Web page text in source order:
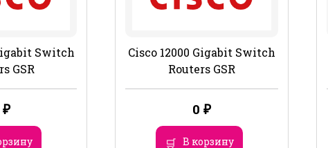
Switch
GSR
₽
Cisco 12000 Gigabit Switch
Routers GSR
0 ₽
В корзину